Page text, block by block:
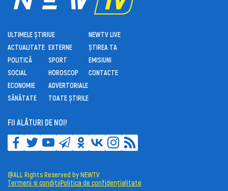
ULTIMELE ȘTIRI
ACTUALITATE
POLITICĂ
SOCIAL
ECONOMIE
SĂNĂTATE
UE
EXTERNE
SPORT
HOROSCOP
ADVERTORIALE
TOATE ȘTIRILE
NEWTV LIVE
ȘTIREA TA
EMISIUNI
CONTACTE
FII ALĂTURI DE NOI!
@ALL Rights Reserved by NEWTV
Termeni și condițiiPolitica de confidențialitate